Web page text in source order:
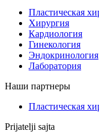
Пластическая
Хирургия
Кардиология
Гинекология
Эндокринология
Лаборатория
Наши партнеры
Пластическая
Prijatelji sajta